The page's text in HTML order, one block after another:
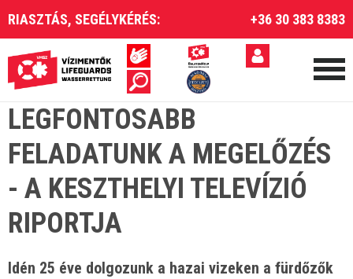
RIASZTÁS, SEGÉLYKÉRÉS: +36 30 383 8383
LEGFONTOSABB
FELADATUNK A MEGELŐZÉS
- A KESZTHELYI TELEVÍZIÓ
RIPORTJA
Idén 25 éve dolgozunk a hazai vizeken a fürdőzők